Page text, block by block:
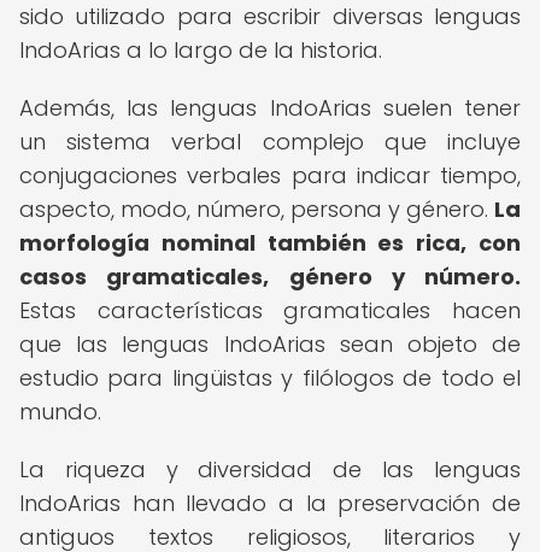
sido utilizado para escribir diversas lenguas
IndoArias a lo largo de la historia.
Además, las lenguas IndoArias suelen tener
un sistema verbal complejo que incluye
conjugaciones verbales para indicar tiempo,
aspecto, modo, número, persona y género. La
morfología nominal también es rica, con
casos gramaticales, género y número.
Estas características gramaticales hacen
que las lenguas IndoArias sean objeto de
estudio para lingüistas y filólogos de todo el
mundo.
La riqueza y diversidad de las lenguas
IndoArias han llevado a la preservación de
antiguos textos religiosos, literarios y